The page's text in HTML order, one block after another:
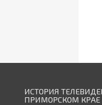
ИСТОРИЯ
ПРИМОРСКОМ КРАЕ